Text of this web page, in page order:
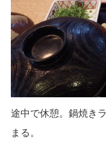
途中で休憩。鍋焼き
まる。